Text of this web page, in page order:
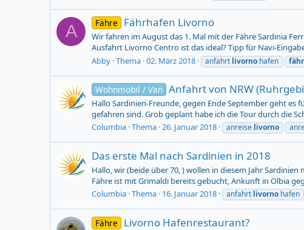
A Fähre Fährhafen Livorno
Wir fahren im August das 1. Mal mit der Fähre Sardinia
Ausfahrt Livorno Centro ist das ideal? Tipp für Navi-
Abby Thema 02. März 2018 anfahrt livorno hafen
Wohnmobil / Van Anfahrt von NRW
Hallo Sardinien-Freunde, gegen Ende September geht es
gefahren sind. Grob geplant habe ich die Tour durch die
Columbia Thema 26. Januar 2018 anreise livorno
Das erste Mal nach Sardinien in 2018
Hallo, wir (beide über 70, ) wollen in diesem Jahr
Fähre ist mit Grimaldi bereits gebucht, Ankunft in Olbia
Columbia Thema 16. Januar 2018 anfahrt livorno hafen
Fähre Livorno Hafenrestaurant?